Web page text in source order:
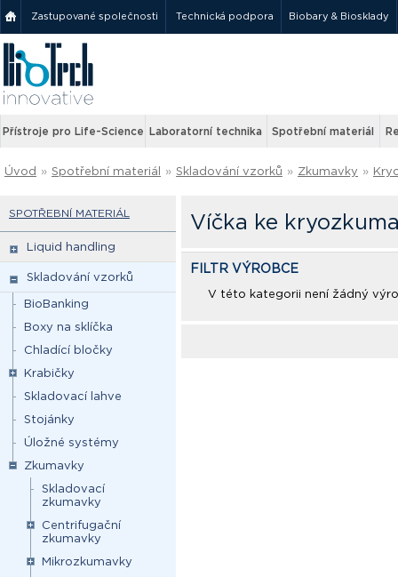
Zastupované společnosti Technická podpora Biobary & Biosklady
Přístroje pro Life-Science Laboratorní technika Spotřební materiál
Úvod » Spotřební materiál » Skladování vzorků » Zkumavky »
SPOTŘEBNÍ MATERIÁL
Liquid handling
Skladování vzorků
BioBanking
Boxy na sklíčka
Chladící bločky
Krabičky
Skladovací lahve
Stojánky
Úložné systémy
Zkumavky
Skladovací
zkumavky
Centrifugační
zkumavky
Mikrozkumavky
Víčka ke
FILTR VÝROBCE
V této kategorii není žádný